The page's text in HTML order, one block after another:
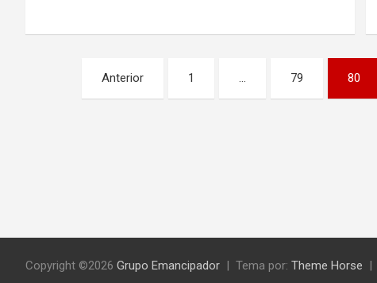
Paginación
Anterior 1 … 79 80
Copyright ©2026 Grupo Emancipador Tema por: Theme Horse